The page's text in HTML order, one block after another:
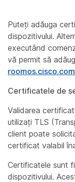
Puteți adăuga
dispozitivului.
executând
vă permit să
roomos.cisco.com
Certificatele de
Validarea
utilizați TLS
client poate
certificat valabil
Certificatele sunt
dispozitivului.